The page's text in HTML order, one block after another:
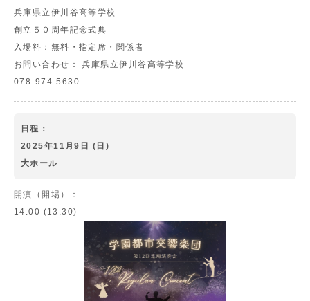
兵庫県立伊川谷高等学校
創立５０周年記念式典
入場料： 無料・指定席・関係者
お問い合わせ：
兵庫県立伊川谷高等学校
078-974-5630
日程：
2025年11月9日 (日)
大ホール
開演（開場）：
14:00 (13:30)